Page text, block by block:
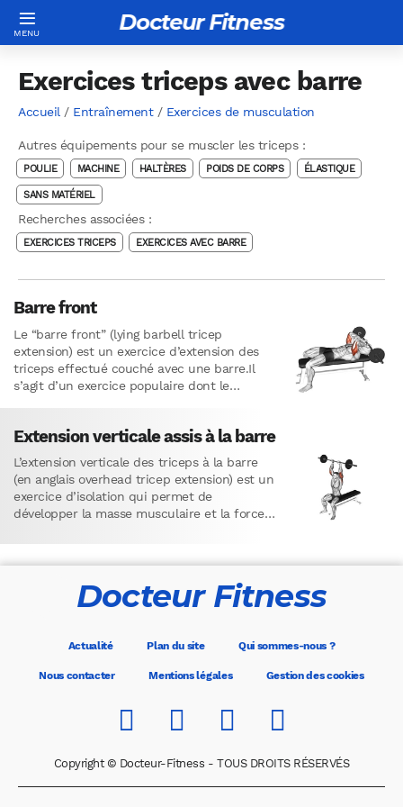
Docteur Fitness
Exercices triceps avec barre
Accueil / Entraînement/ Exercices de musculation
Autres équipements pour se muscler les triceps :
POULIE MACHINE HALTÈRES POIDS DE CORPS ÉLASTIQUE
SANS MATÉRIEL
Recherches associées :
EXERCICES TRICEPS EXERCICES AVEC BARRE
Barre front
Le “barre front” (lying barbell tricep
extension) est un exercice d’extension des
triceps effectué couché avec une barre.Il
s’agit d’un exercice populaire dont le
Extension verticale assis à la barre
L’extension verticale des triceps à la barre
(en anglais overhead tricep extension) est un
exercice d’isolation qui permet de
développer la masse musculaire et la force
Docteur Fitness
Actualité Plan du site Qui sommes-nous ?
Nous contacter Mentions légales Gestion des cookies
Copyright © Docteur-Fitness - TOUS DROITS RÉSERVÉS